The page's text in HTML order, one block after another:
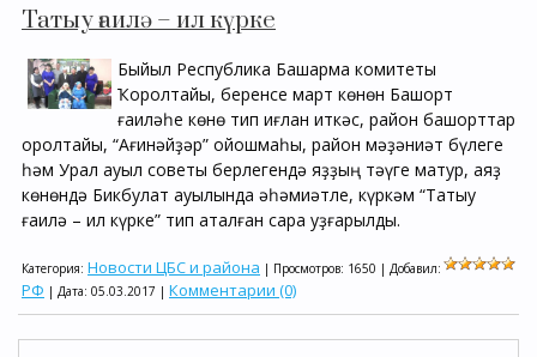
Татыу ғаилә – ил күрке
Быйыл Республика Башҡарма комитеты
Ҡоролтайы, беренсе март көнөн Башҡорт
ғаиләһе көнө тип иғлан иткәс, район башҡорттар
ҡоролтайы, “Ағинәйҙәр” ойошмаһы, район мәҙәниәт бүлеге
һәм Урал ауыл советы берлегендә яҙҙың тәүге матур, аяҙ
көнөндә Бикбулат ауылында әһәмиәтле, күркәм “Татыу
ғаилә – ил күрке” тип аталған сара уҙғарылды.
Категория: Новости ЦБС и района | Просмотров: 1650 | Добавил:
РФ | Дата: 05.03.2017 | Комментарии (0)